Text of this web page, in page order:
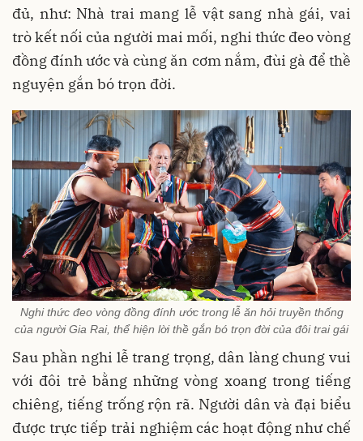
đủ, như: Nhà trai mang lễ vật sang nhà gái, vai
trò kết nối của người mai mối, nghi thức đeo vòng
đồng đính ước và cùng ăn cơm nắm, đùi gà để thề
nguyện gắn bó trọn đời.
Nghi thức đeo vòng đồng đính ước trong lễ ăn hỏi truyền thống
của người Gia Rai, thể hiện lời thề gắn bó trọn đời của đôi trai gái
Sau phần nghi lễ trang trọng, dân làng chung vui
với đôi trẻ bằng những vòng xoang trong tiếng
chiêng, tiếng trống rộn rã. Người dân và đại biểu
được trực tiếp trải nghiệm các hoạt động như chế